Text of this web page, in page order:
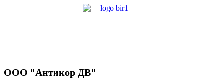
ООО "Антикор ДВ"